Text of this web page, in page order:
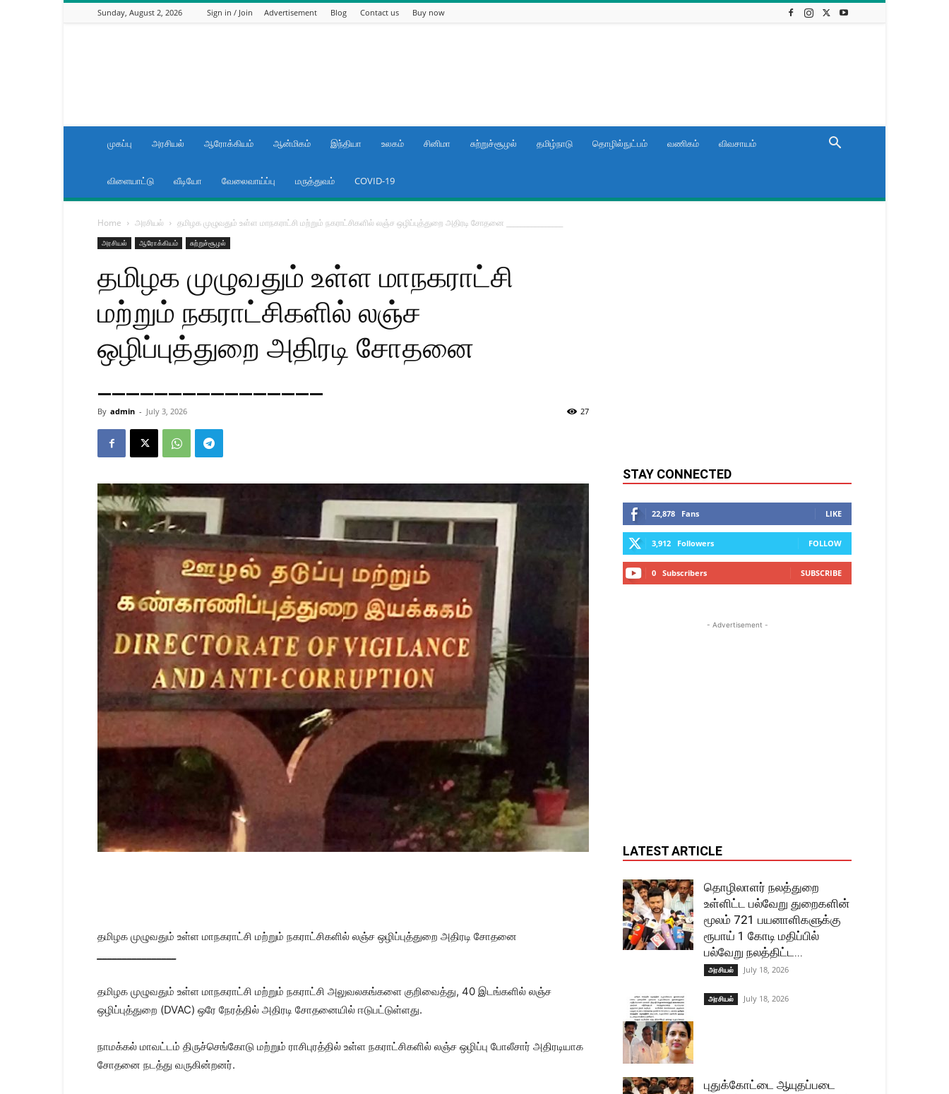
Sunday, August 2, 2026 Sign in / Join Advertisement Blog Contact us Buy now
முகப்பு அரசியல் ஆரோக்கியம் ஆன்மிகம் இந்தியா உலகம் சினிமா சுற்றுச்சூழல் தமிழ்நாடு தொழில்நுட்பம் வணிகம் விவசாயம்
விளையாட்டு வீடியோ வேலைவாய்ப்பு மருத்துவம் COVID-19
Home அரசியல் தமிழக முழுவதும் உள்ள மாநகராட்சி மற்றும் நகராட்சிகளில் லஞ்ச ஒழிப்புத்துறை அதிரடி சோதனை ________________
அரசியல் ஆரோக்கியம் சுற்றுச்சூழல்
தமிழக முழுவதும் உள்ள மாநகராட்சி
மற்றும் நகராட்சிகளில் லஞ்ச
ஒழிப்புத்துறை அதிரடி சோதனை
By admin - July 3, 2026 27
தமிழக முழுவதும் உள்ள மாநகராட்சி மற்றும் நகராட்சிகளில் லஞ்ச ஒழிப்புத்துறை அதிரடி சோதனை
தமிழக முழுவதும் உள்ள மாநகராட்சி மற்றும் நகராட்சி அலுவலகங்களை குறிவைத்து, 40 இடங்களில் லஞ்ச
ஒழிப்புத்துறை (DVAC) ஒரே நேரத்தில் அதிரடி சோதனையில் ஈடுபட்டுள்ளது.
நாமக்கல் மாவட்டம் திருச்செங்கோடு மற்றும் ராசிபுரத்தில் உள்ள நகராட்சிகளில் லஞ்ச ஒழிப்பு போலீசார் அதிரடியாக
சோதனை நடத்து வருகின்றனர்.
STAY CONNECTED
22,878 Fans LIKE
3,912 Followers FOLLOW
0 Subscribers SUBSCRIBE
- Advertisement -
LATEST ARTICLE
தொழிலாளர் நலத்துறை
உள்ளிட்ட பல்வேறு துறைகளின்
மூலம் 721 பயனாளிகளுக்கு
ரூபாய் 1 கோடி மதிப்பில்
பல்வேறு நலத்திட்ட...
அரசியல் July 18, 2026
அரசியல் July 18, 2026
புதுக்கோட்டை ஆயுதப்படை